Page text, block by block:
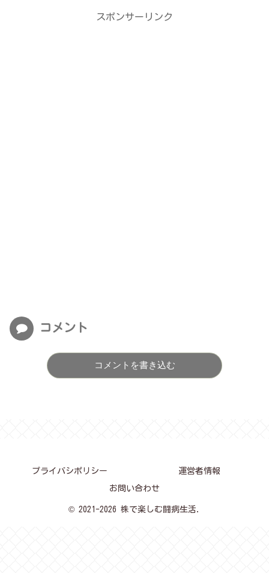
スポンサーリンク
コメント
コメントを書き込む
プライバシポリシー 運営者情報
お問い合わせ
© 2021-2026 株で楽しむ闘病生活.